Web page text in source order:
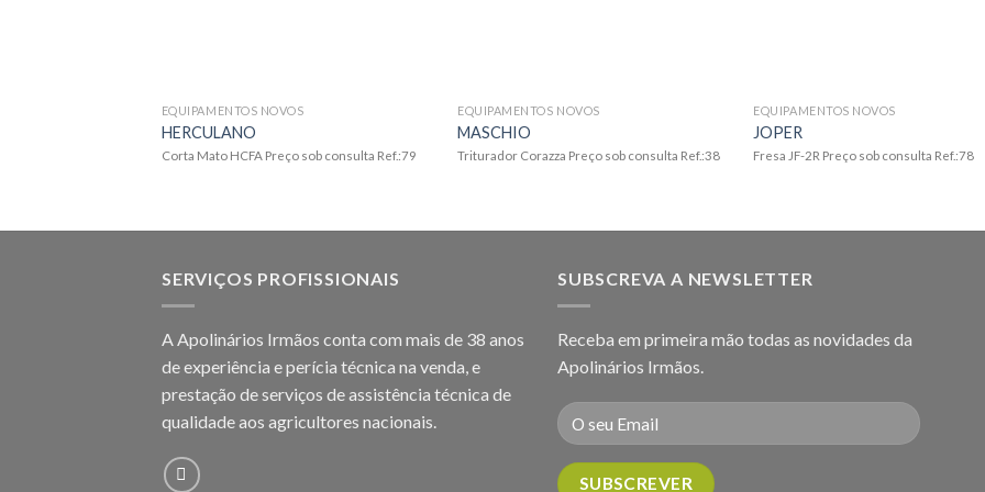
EQUIPAMENTOS NOVOS
HERCULANO
Corta Mato HCFA Preço sob consulta Ref.:79
EQUIPAMENTOS NOVOS
MASCHIO
Triturador Corazza Preço sob consulta Ref.:38
EQUIPAMENTOS NOVOS
JOPER
Fresa JF-2R Preço sob consulta Ref.:78
SERVIÇOS PROFISSIONAIS
A Apolinários Irmãos conta com mais de 38 anos
de experiência e perícia técnica na venda, e
prestação de serviços de assistência técnica de
qualidade aos agricultores nacionais.
SUBSCREVA A NEWSLETTER
Receba em primeira mão todas as novidades da
Apolinários Irmãos.